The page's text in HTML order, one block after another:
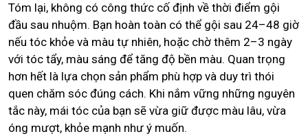
Tóm lại, không có công thức cố định về thời điểm gội
đầu sau nhuộm. Bạn hoàn toàn có thể gội sau 24–48 giờ
nếu tóc khỏe và màu tự nhiên, hoặc chờ thêm 2–3 ngày
với tóc tẩy, màu sáng để tăng độ bền màu. Quan trọng
hơn hết là lựa chọn sản phẩm phù hợp và duy trì thói
quen chăm sóc đúng cách. Khi nắm vững những nguyên
tắc này, mái tóc của bạn sẽ vừa giữ được màu lâu, vừa
óng mượt, khỏe mạnh như ý muốn.